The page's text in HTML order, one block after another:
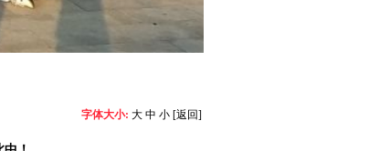
字体大小: 大 中 小 [返回]